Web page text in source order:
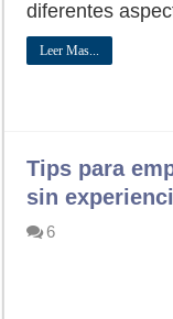
diferentes
Leer Mas...
Tips para
sin
6